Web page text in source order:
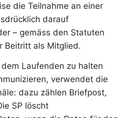
die Teilnahme an einer
darauf
– gemäss den Statuten
Beitritt als Mitglied.
Laufenden zu halten
verwendet die
dazu zählen Briefpost,
SP löscht